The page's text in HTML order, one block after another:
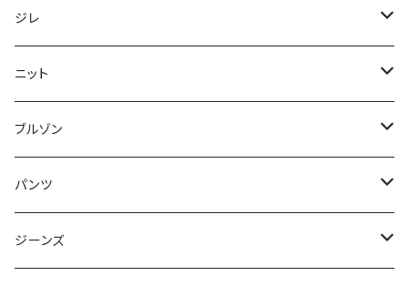
50/XL～
48/L
50/XL～
46/M
48/L
50/XL～
～44/S
46/M
48/L
50/XL～
ジレ
～44/S
46/M
48/L
50/XL～
ニット
～44/S
46/M
48/L
ブルゾン
～44/S
46/M
パンツ
～44/S
ジーンズ